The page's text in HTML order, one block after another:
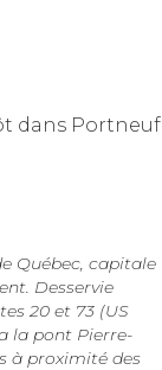
dans Portneuf
Québec, capitale
Desservie
20 et 73 (US
la pont Pierre-
à proximité des